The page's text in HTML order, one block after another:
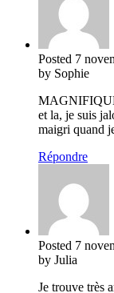
Posted 7
by Sophie
et la, je suis
maigri quand
Répondre
Posted 7
by Julia
Je trouve très